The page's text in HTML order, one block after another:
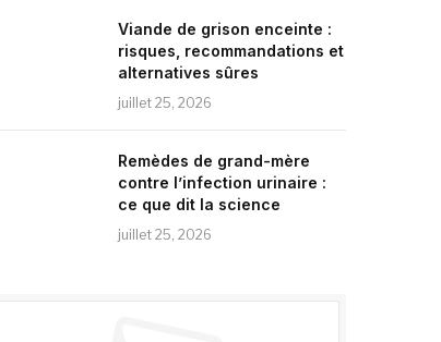
Viande de grison enceinte :
risques, recommandations et
alternatives sûres
juillet 25, 2026
Remèdes de grand-mère
contre l’infection urinaire :
ce que dit la science
juillet 25, 2026